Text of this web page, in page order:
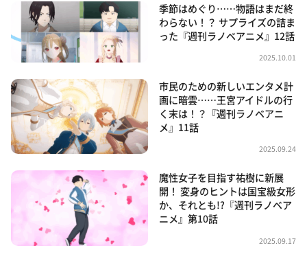
季節はめぐり……物語はまだ終
わらない！？ サプライズの詰ま
った『週刊ラノベアニメ』12話
2025.10.01
市民のための新しいエンタメ計
画に暗雲……王宮アイドルの行
く末は！？『週刊ラノベアニ
メ』11話
2025.09.24
魔性女子を目指す祐樹に新展
開！ 変身のヒントは国宝級女形
か、それとも!?『週刊ラノベア
ニメ』第10話
2025.09.17